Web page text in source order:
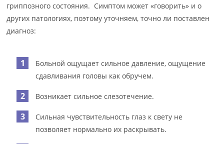
гриппозного состояния. Симптом может «говорить» и о
других патологиях, поэтому уточняем, точно ли поставлен
диагноз:
Больной ощущает сильное давление, ощущение
сдавливания головы как обручем.
Возникает сильное слезотечение.
Сильная чувствительность глаз к свету не
позволяет нормально их раскрывать.